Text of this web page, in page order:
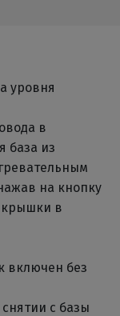
уровня
в
база из
на кнопку
крышки в
включен без
с базы